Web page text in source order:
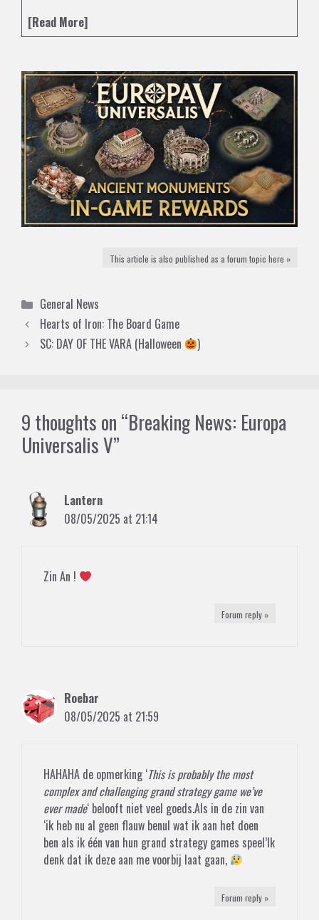
[Read More]
This article is also published as a forum topic here »
Categories
General News
Hearts of Iron: The Board Game
SC: DAY OF THE VARA (Halloween
)
9 thoughts on “Breaking News: Europa
Universalis V”
Lantern
08/05/2025 at 21:14
Zin An !
Forum reply »
Roebar
08/05/2025 at 21:59
HAHAHA de opmerking ‘This is probably the most
complex and challenging grand strategy game we’ve
ever made‘ belooft niet veel goeds.Als in de zin van
‘ik heb nu al geen flauw benul wat ik aan het doen
ben als ik één van hun grand strategy games speel’Ik
denk dat ik deze aan me voorbij laat gaan,
Forum reply »